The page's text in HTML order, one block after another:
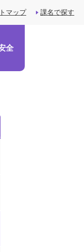
マップ 課名で探す
全